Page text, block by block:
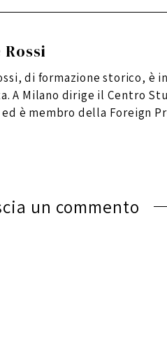
di formazione storico, è
A Milano dirige il Centro
ed è membro della Foreign
un commento